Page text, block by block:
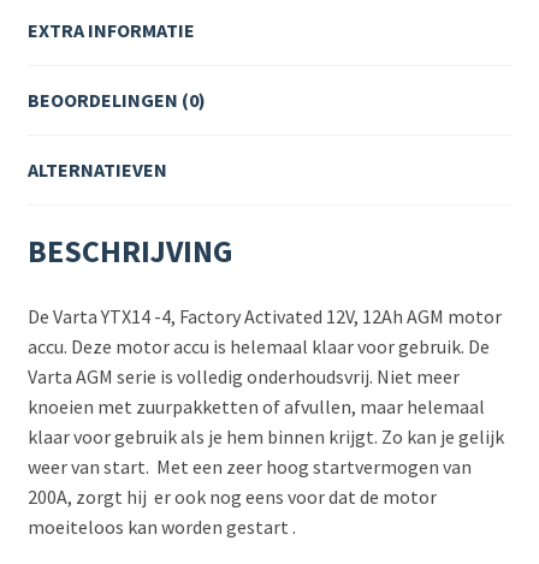
EXTRA INFORMATIE
BEOORDELINGEN (0)
ALTERNATIEVEN
BESCHRIJVING
De Varta YTX14 -4, Factory Activated 12V, 12Ah AGM motor
accu. Deze motor accu is helemaal klaar voor gebruik. De
Varta AGM serie is volledig onderhoudsvrij. Niet meer
knoeien met zuurpakketten of afvullen, maar helemaal
klaar voor gebruik als je hem binnen krijgt. Zo kan je gelijk
weer van start. Met een zeer hoog startvermogen van
200A, zorgt hij er ook nog eens voor dat de motor
moeiteloos kan worden gestart .